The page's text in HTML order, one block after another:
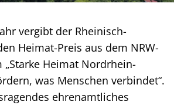
vergibt der Rheinisch-
Heimat-Preis aus dem NRW-
Heimat Nordrhein-
was Menschen verbindet“.
ehrenamtliches